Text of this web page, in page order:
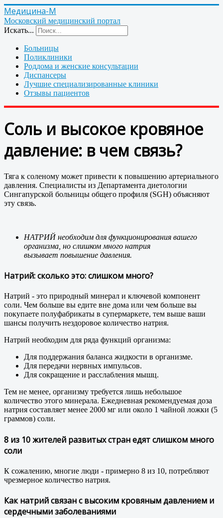
Медицина-М
Московский медицинский портал
Искать...
Больницы
Поликлиники
Роддома и женские консультации
Диспансеры
Лучшие специализированные клиники
Отзывы пациентов
Соль и высокое кровяное
давление: в чем связь?
Тяга к соленому может привести к повышению артериального
давления. Специалисты из Департамента диетологии
Сингапурской больницы общего профиля (SGH) объясняют
эту связь.
НАТРИЙ необходим для функционирования вашего
организма, но слишком много натрия
вызывает повышение давления.
Натрий: сколько это: слишком много?
Натрий - это природный минерал и ключевой компонент
соли. Чем больше вы едите вне дома или чем больше вы
покупаете полуфабрикаты в супермаркете, тем выше ваши
шансы получить нездоровое количество натрия.
Натрий необходим для ряда функций организма:
Для поддержания баланса жидкости в организме.
Для передачи нервных импульсов.
Для сокращение и расслабления мышц.
Тем не менее, организму требуется лишь небольшое
количество этого минерала. Ежедневная рекомендуемая доза
натрия составляет менее 2000 мг или около 1 чайной ложки (5
граммов) соли.
8 из 10 жителей развитых стран едят слишком много
соли
К сожалению, многие люди - примерно 8 из 10, потребляют
чрезмерное количество натрия.
Как натрий связан с высоким кровяным давлением и
сердечными заболеваниями